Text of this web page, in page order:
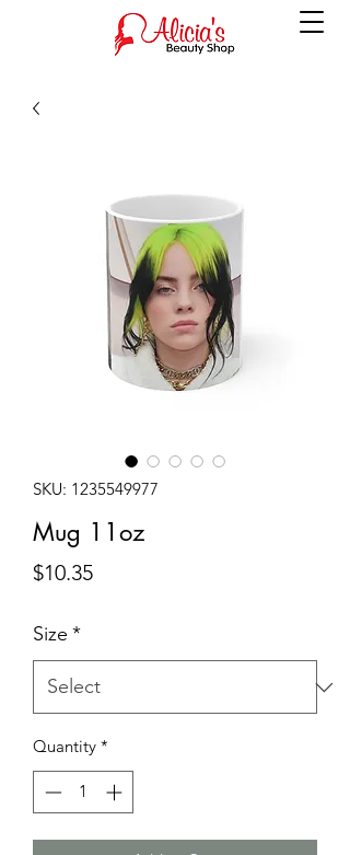
SKU: 1235549977
Mug 11oz
$10.35Price
Size *
Quantity *